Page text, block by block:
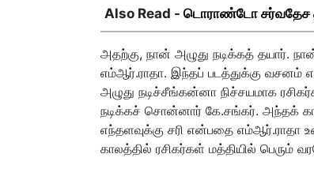
Also Read - டொராண்டோ சர்வதேச
அதற்கு, நான் அழுது நடிக்கத் தயார்.
எம்ஆர்.ராதா. இந்தப் படத்துக்கு வசனம்
அழுது நடிச்சீங்கன்னா நிச்சயமாக
நடிக்கச் சொன்னார் கே.சங்கர். அந்தக்
எந்தளவுக்கு சரி என்பதை
காலத்தில் ரசிகர்கள் மத்தியில் பெரும்